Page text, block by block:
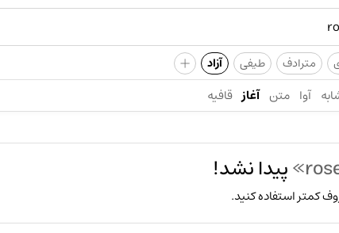
مترادف طیفی آزاد +
آوا متن آغاز قافیه
پیدا نشد!
کمتر استفاده کنید.